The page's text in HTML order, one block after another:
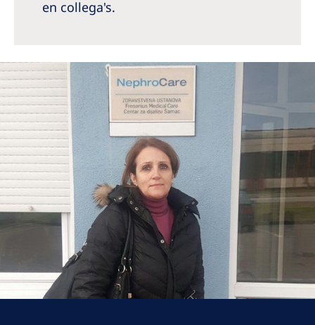
en collega's.